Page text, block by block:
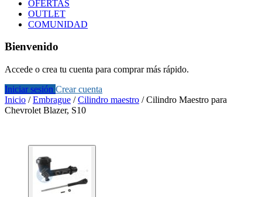
OFERTAS
OUTLET
COMUNIDAD
Bienvenido
Accede o crea tu cuenta para comprar más rápido.
Iniciar sesión Crear cuenta
Inicio /Embrague /Cilindro maestro /Cilindro Maestro para
Chevrolet Blazer, S10